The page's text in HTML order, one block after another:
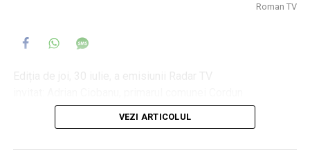
Roman TV
moderator: Daniel Muraru
VEZI ARTICOLUL